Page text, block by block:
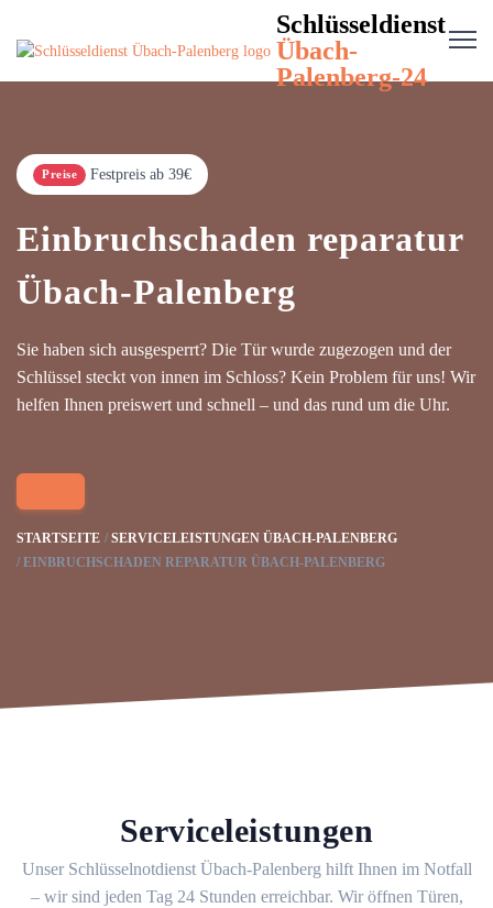
Schlüsseldienst
Übach-
Palenberg-24
Preise Festpreis ab 39€
Einbruchschaden reparatur
Übach-Palenberg
Sie haben sich ausgesperrt? Die Tür wurde zugezogen und der
Schlüssel steckt von innen im Schloss? Kein Problem für uns! Wir
helfen Ihnen preiswert und schnell – und das rund um die Uhr.
STARTSEITE
SERVICELEISTUNGEN ÜBACH-PALENBERG
EINBRUCHSCHADEN REPARATUR ÜBACH-PALENBERG
Serviceleistungen
Unser Schlüsselnotdienst Übach-Palenberg hilft Ihnen im Notfall
– wir sind jeden Tag 24 Stunden erreichbar. Wir öffnen Türen,